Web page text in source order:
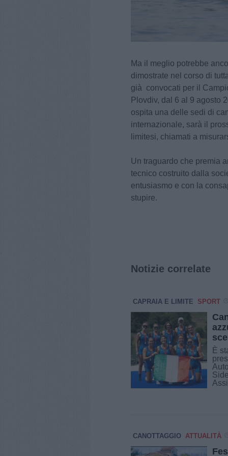
Ma il meglio potrebbe
dimostrate nel corso di
già convocati per il
Plovdiv, dal 6 al 9 agosto
ospita una delle sedi di
internazionale, sarà il
limitesi, chiamati a
Un traguardo che premia
tecnico costruito dalla
entusiasmo e con la
stupire.
Notizie correlate
CAPRAIA E LIMITE SPORT
È
CANOTTAGGIO ATTUALITÀ